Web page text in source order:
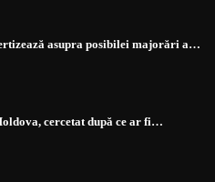
asupra posibilei majorări a…
cercetat după ce ar fi…